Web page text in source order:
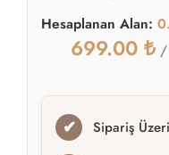
Hesaplanan Alan:
699.00 ₺ /
✔ Sipariş